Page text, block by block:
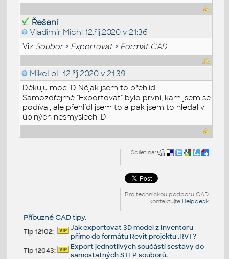
Řešení
Vladimír Michl 12.říj.2020 v 21:36
Viz Soubor > Exportovat > Formát CAD.
MikeLoL 12.říj.2020 v 21:39
Děkuju moc :D Nějak jsem to přehlídl.
Samozdřejmě "Exportovat" bylo první, kam jsem se
podíval, ale přehlídl jsem to a pak jsem to hledal v
úplných nesmyslech :D
Sdílet na:
Pro technickou podporu CAD
kontaktujte Helpdesk
Příbuzné CAD tipy:
Tip 12102:
Jak exportovat 3D model z Inventoru
přímo do formátu Revit projektu .RVT?
Tip 12043:
Export jednotlivých součástí sestavy do
samostatných STEP souborů.